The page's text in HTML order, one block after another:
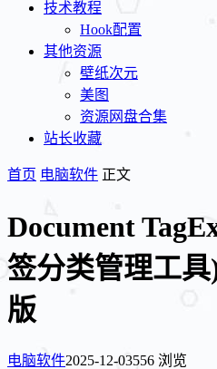
技术教程
Hook配置
其他资源
壁纸次元
美图
资源网盘合集
站长收藏
首页 电脑软件 正文
Document
签分类管理工具
版
电脑软件2025-12-03556 浏览